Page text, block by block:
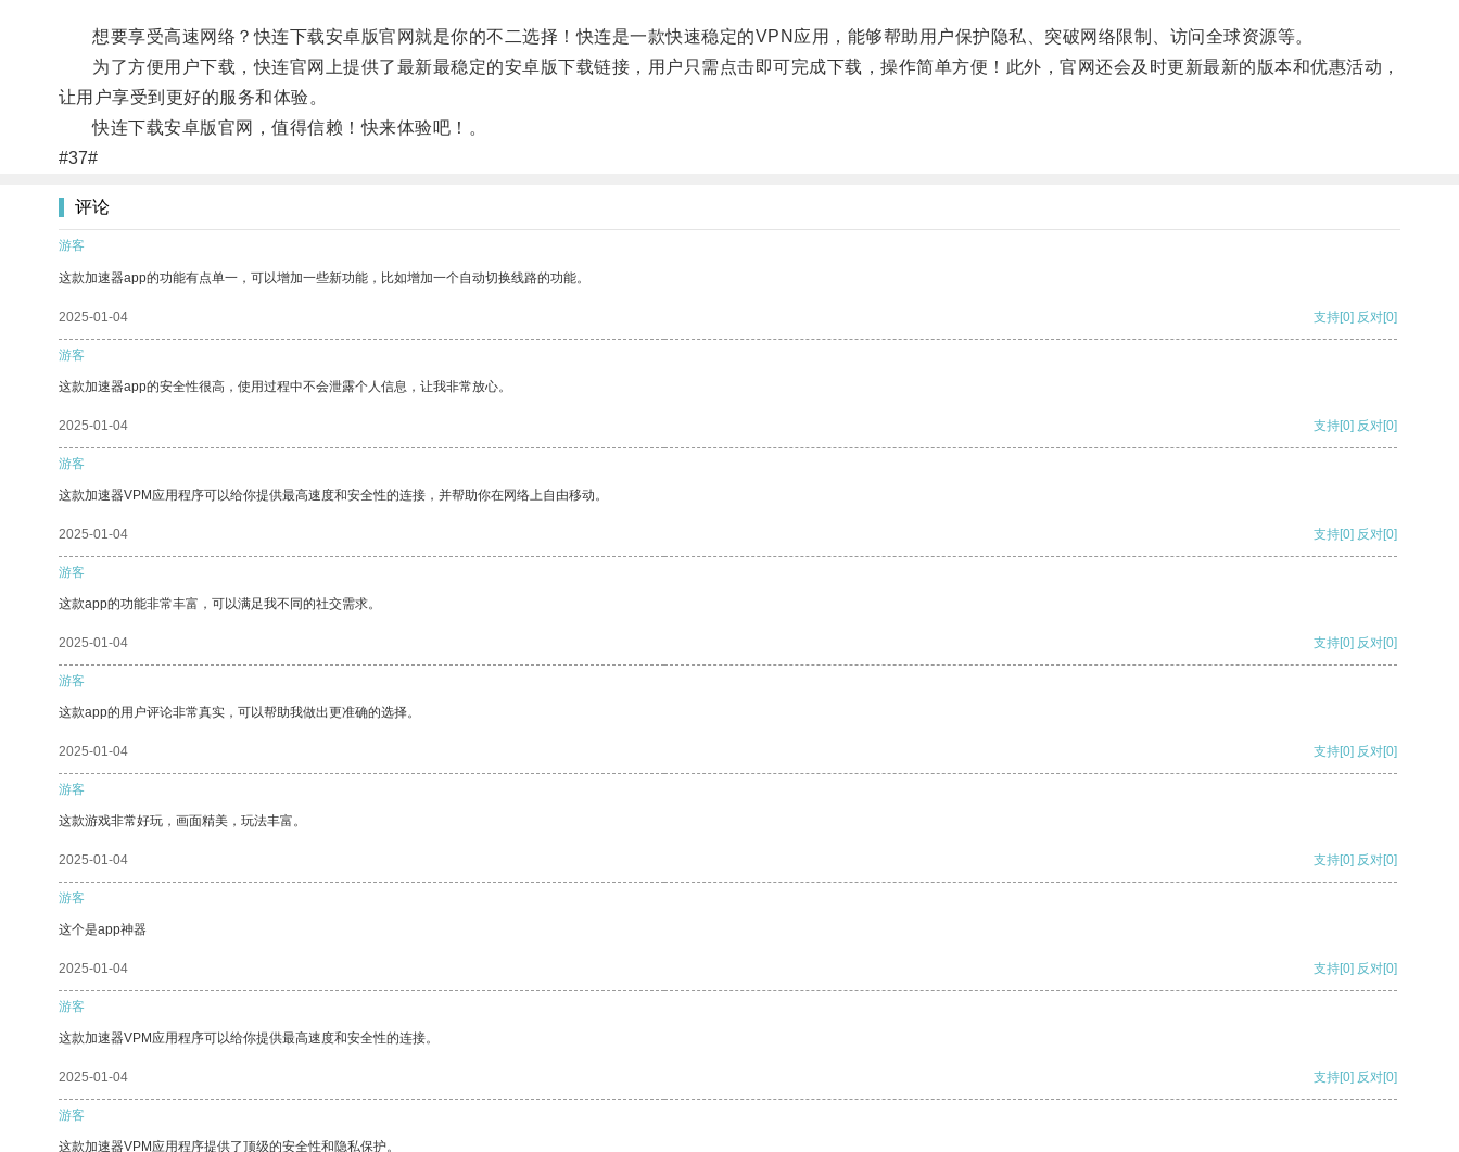
想要享受高速网络？快连下载安卓版官网就是你的不二选择！快连是一款快速稳定的VPN应用，能够帮助用户保护隐私、突破网络限制、访问全球资源等。
为了方便用户下载，快连官网上提供了最新最稳定的安卓版下载链接，用户只需点击即可完成下载，操作简单方便！此外，官网还会及时更新最新的版本和优惠活动，
让用户享受到更好的服务和体验。
快连下载安卓版官网，值得信赖！快来体验吧！。
#37#
评论
游客
这款加速器app的功能有点单一，可以增加一些新功能，比如增加一个自动切换线路的功能。
2025-01-04 支持[0] 反对[0]
游客
这款加速器app的安全性很高，使用过程中不会泄露个人信息，让我非常放心。
2025-01-04 支持[0] 反对[0]
游客
这款加速器VPM应用程序可以给你提供最高速度和安全性的连接，并帮助你在网络上自由移动。
2025-01-04 支持[0] 反对[0]
游客
这款app的功能非常丰富，可以满足我不同的社交需求。
2025-01-04 支持[0] 反对[0]
游客
这款app的用户评论非常真实，可以帮助我做出更准确的选择。
2025-01-04 支持[0] 反对[0]
游客
这款游戏非常好玩，画面精美，玩法丰富。
2025-01-04 支持[0] 反对[0]
游客
这个是app神器
2025-01-04 支持[0] 反对[0]
游客
这款加速器VPM应用程序可以给你提供最高速度和安全性的连接。
2025-01-04 支持[0] 反对[0]
游客
这款加速器VPM应用程序提供了顶级的安全性和隐私保护。